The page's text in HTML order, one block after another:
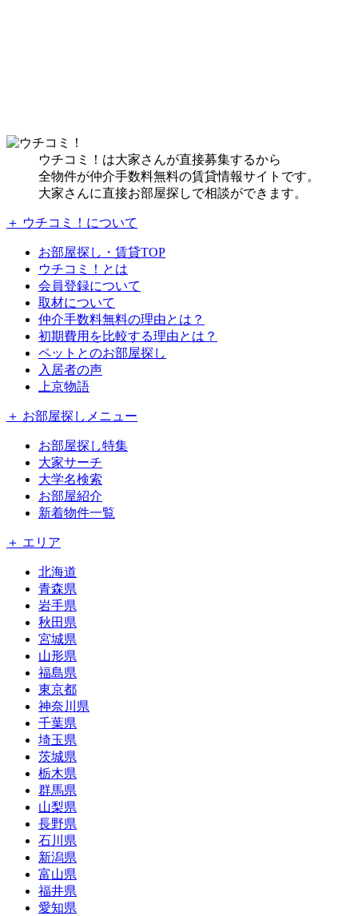
ウチコミ！は大家さんが直接募集するから
全物件が仲介手数料無料の賃貸情報サイトです。
大家さんに直接お部屋探しで相談ができます。
＋ ウチコミ！について
お部屋探し・賃貸TOP
ウチコミ！とは
会員登録について
取材について
仲介手数料無料の理由とは？
初期費用を比較する理由とは？
ペットとのお部屋探し
入居者の声
上京物語
＋ お部屋探しメニュー
お部屋探し特集
大家サーチ
大学名検索
お部屋紹介
新着物件一覧
＋ エリア
北海道
青森県
岩手県
秋田県
宮城県
山形県
福島県
東京都
神奈川県
千葉県
埼玉県
茨城県
栃木県
群馬県
山梨県
長野県
石川県
新潟県
富山県
福井県
愛知県